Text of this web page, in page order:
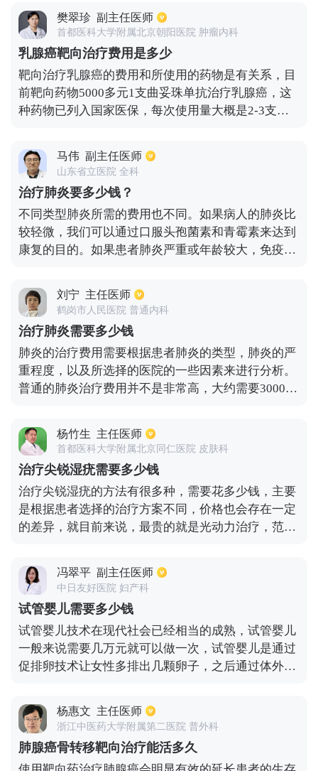
来治疗跖疣。
服用10-12个月后才出现耐药，耐药后就要更换第二
代或第三代的药物继续治疗。总的来说，传统的化疗
周期在4-8个周期，只要病情得到控制，可以停药观
察。
樊翠珍 副主任医师
首都医科大学附属北京朝阳医院 肿瘤内科
乳腺癌靶向治疗费用是多少
靶向治疗乳腺癌的费用和所使用的药物是有关系，目
前靶向药物5000多元1支曲妥珠单抗治疗乳腺癌，这
种药物已列入国家医保，每次使用量大概是2-3支。
定，每个疗程为三周左右，需要化疗药物配合进行运
用。其他也有治疗肿瘤的靶向药物，例如尼达尼布，
但这种药物在国内还没有上市，主要还是用已经进入
国家医保的曲妥珠单抗，而且在国内已经上市。
马伟 副主任医师
山东省立医院 全科
治疗肺炎要多少钱？
不同类型肺炎所需的费用也不同。如果病人的肺炎比
较轻微，我们可以通过口服头孢菌素和青霉素来达到
康复的目的。如果患者肺炎严重或年龄较大，免疫功
的需要更多的钱。如果诊断为肺炎，我们需要根据相
关的严重程度采取不同的治疗场所。对于轻度肺炎，
我们可以在家服用口服药物进行治疗。如果肺炎比入
院标准严重，我们需要住院治疗。如果病人有并发
症，需要处理相关的并发症，如低血压，需要吸氧。
如果病人患有呼吸衰竭，我们可以使用无创呼吸机。
如果患者患有二型呼吸衰竭，我们首选无创呼吸机。
治疗。
刘宁 主任医师
鹤岗市人民医院 普通内科
治疗肺炎需要多少钱
肺炎的治疗费用需要根据患者肺炎的类型，肺炎的严
重程度，以及所选择的医院的一些因素来进行分析。
普通的肺炎治疗费用并不是非常高，大约需要3000元
可能需要数万元至十几万元左右。重症肺炎的患者通
常会出现一些比较致命性的并发症，例如呼吸衰竭
等，所以需要入住Icu监护病房进行住院治疗，而Icu
监护病房的住院费用一天通常需要1万元左右，如果
患者住院时间为半个月或者一个月，则需要十几万元
甚至几十万元。如果患者选择在普通医院进行治疗，
费用有可能会稍微低一些，如果选择在三甲以上医院
杨竹生 主任医师
首都医科大学附属北京同仁医院 皮肤科
治疗尖锐湿疣需要多少钱
治疗尖锐湿疣的方法有很多种，需要花多少钱，主要
是根据患者选择的治疗方案不同，价格也会存在一定
的差异，就目前来说，最贵的就是光动力治疗，范围
需要根据皮损部位的大小来确定金额的数目，不同的
地区，不同医院的规模，费用也会存在一定的差距，
正规医院都有一定的收费标准。
冯翠平 副主任医师
中日友好医院 妇产科
试管婴儿需要多少钱
试管婴儿技术在现代社会已经相当的成熟，试管婴儿
一般来说需要几万元就可以做一次，试管婴儿是通过
促排卵技术让女性多排出几颗卵子，之后通过体外受
子宫内着床发育，形成胎儿，从而生下宝宝。不同的
地区，不同的医院，做试管婴儿的费用存在着比较大
的差异，一般来说省级医院大约需要五万元左右。试
管婴儿主要适用于有排卵，但是熟练管堵塞，不能正
杨惠文 主任医师
浙江中医药大学附属第二医院 普外科
肺腺癌骨转移靶向治疗能活多久